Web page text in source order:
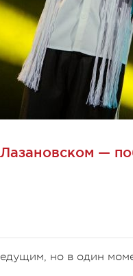
—
но в один